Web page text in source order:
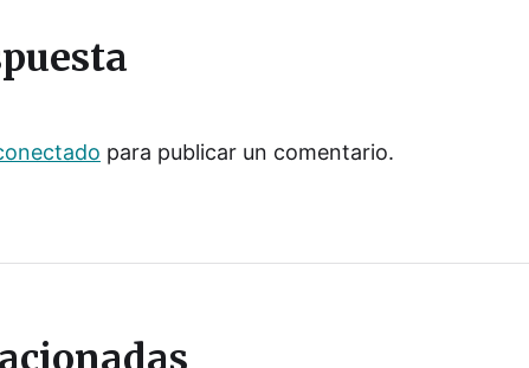
para publicar un comentario.